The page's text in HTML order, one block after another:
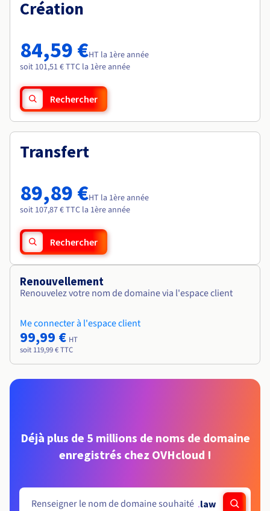
Tarifs
Roadmap & Changelog
Observabilité
Roadmap & Changelog
Roadmap & Changelog
Roadmap & Changelog
Roadmap & Changelog
Création
84,59 €HT la 1ère année
soit 101,51 € TTC la 1ère année
Rechercher
Transfert
89,89 €HT la 1ère année
soit 107,87 € TTC la 1ère année
Rechercher
Renouvellement
Renouvelez votre nom de domaine via l'espace client
Me connecter à l'espace client
99,99 € HT
soit 119,99 € TTC
Déjà plus de 5 millions de noms de domaine
enregistrés chez OVHcloud !
.law